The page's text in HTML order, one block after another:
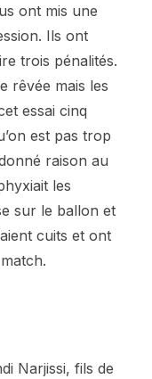
ont mis une
Ils ont
trois pénalités.
rêvée mais les
essai cinq
est pas trop
raison au
les
sur le ballon et
cuits et ont
Narjissi, fils de